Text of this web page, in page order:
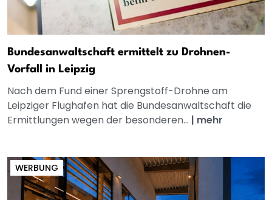
Bundesanwaltschaft ermittelt zu Drohnen-
Vorfall in Leipzig
Nach dem Fund einer Sprengstoff-Drohne am
Leipziger Flughafen hat die Bundesanwaltschaft die
Ermittlungen wegen der besonderen... | mehr
WERBUNG